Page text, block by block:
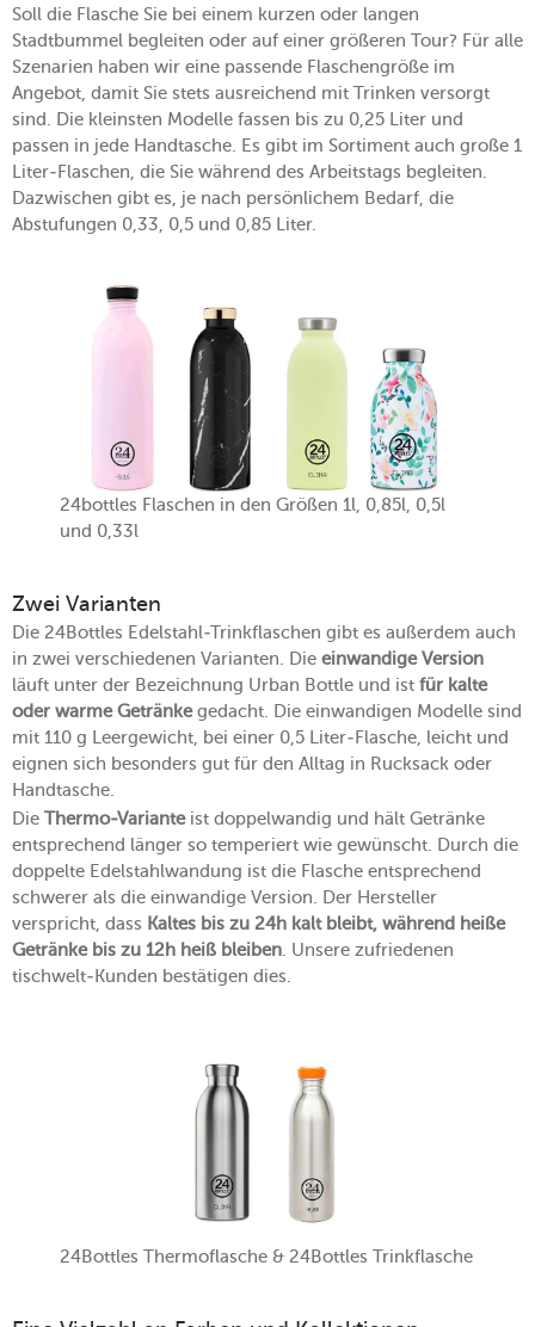
Soll die Flasche Sie bei einem kurzen oder langen
Stadtbummel begleiten oder auf einer größeren Tour? Für alle
Szenarien haben wir eine passende Flaschengröße im
Angebot, damit Sie stets ausreichend mit Trinken versorgt
sind. Die kleinsten Modelle fassen bis zu 0,25 Liter und
passen in jede Handtasche. Es gibt im Sortiment auch große 1
Liter-Flaschen, die Sie während des Arbeitstags begleiten.
Dazwischen gibt es, je nach persönlichem Bedarf, die
Abstufungen 0,33, 0,5 und 0,85 Liter.
24bottles Flaschen in den Größen 1l, 0,85l, 0,5l
und 0,33l
Zwei Varianten
Die 24Bottles Edelstahl-Trinkflaschen gibt es außerdem auch
in zwei verschiedenen Varianten. Die einwandige Version
läuft unter der Bezeichnung Urban Bottle und ist für kalte
oder warme Getränkegedacht. Die einwandigen Modelle sind
mit 110 g Leergewicht, bei einer 0,5 Liter-Flasche, leicht und
eignen sich besonders gut für den Alltag in Rucksack oder
Handtasche.
Die Thermo-Varianteist doppelwandig und hält Getränke
entsprechend länger so temperiert wie gewünscht. Durch die
doppelte Edelstahlwandung ist die Flasche entsprechend
schwerer als die einwandige Version. Der Hersteller
verspricht, dass Kaltes bis zu 24h kalt bleibt, während heiße
Getränke bis zu 12h heiß bleiben. Unsere zufriedenen
tischwelt-Kunden bestätigen dies.
24Bottles Thermoflasche & 24Bottles Trinkflasche